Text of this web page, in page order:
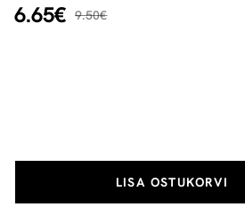
6.65€ 9.50€
LISA OSTUKORVI